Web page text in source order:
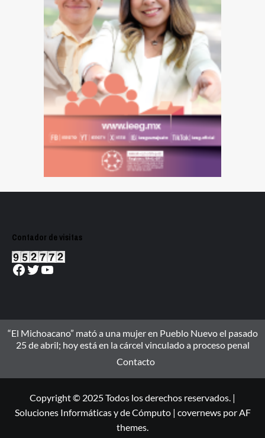
Contador de visitas
Facebook
Twitter
YouTube
“El Michoacano” mató a una mujer en Pueblo Nuevo el pasado
25 de abril; hoy está en la cárcel vinculado a proceso penal
Contacto
Copyright © 2025 Todos los derechos reservados. |
Soluciones Informáticas y de Cómputo | covernewspor AF
themes.